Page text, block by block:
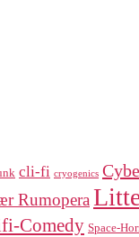
cli-fi cryogenics
Rumopera
Comedy Space-